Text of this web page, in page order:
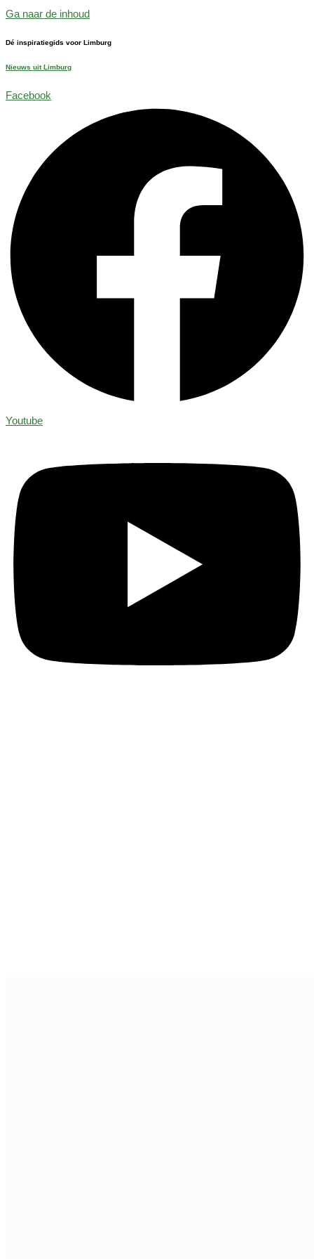
Ga naar de inhoud
Dé inspiratiegids voor Limburg
Nieuws uit Limburg
Facebook
Youtube